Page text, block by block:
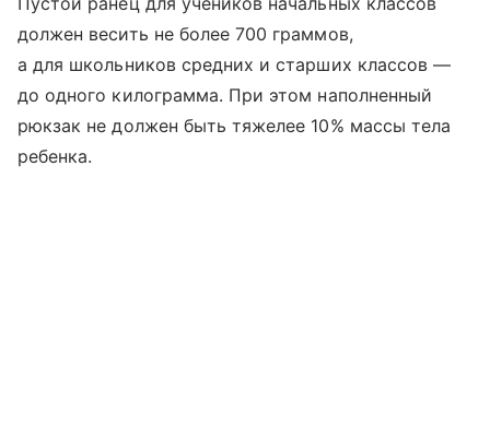
должен весить не более 700 граммов,
а для школьников средних и старших классов —
до одного килограмма. При этом наполненный
рюкзак не должен быть тяжелее 10% массы тела
ребенка.